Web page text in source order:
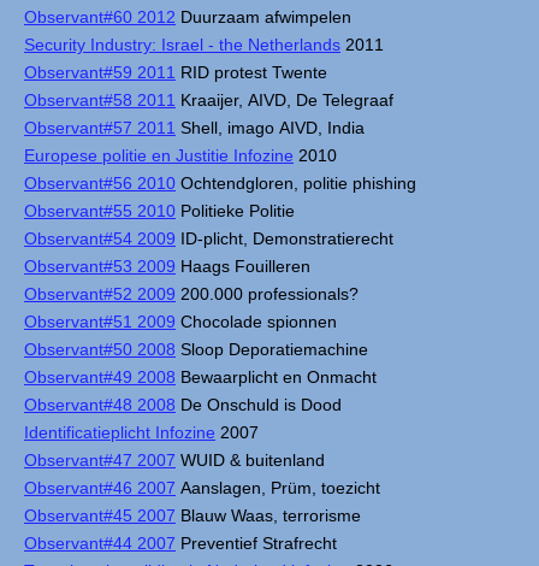
Observant#60 2012 Duurzaam afwimpelen
Security Industry: Israel - the Netherlands 2011
Observant#59 2011 RID protest Twente
Observant#58 2011 Kraaijer, AIVD, De Telegraaf
Observant#57 2011 Shell, imago AIVD, India
Europese politie en Justitie Infozine 2010
Observant#56 2010 Ochtendgloren, politie phishing
Observant#55 2010 Politieke Politie
Observant#54 2009 ID-plicht, Demonstratierecht
Observant#53 2009 Haags Fouilleren
Observant#52 2009 200.000 professionals?
Observant#51 2009 Chocolade spionnen
Observant#50 2008 Sloop Deporatiemachine
Observant#49 2008 Bewaarplicht en Onmacht
Observant#48 2008 De Onschuld is Dood
Identificatieplicht Infozine 2007
Observant#47 2007 WUID & buitenland
Observant#46 2007 Aanslagen, Prüm, toezicht
Observant#45 2007 Blauw Waas, terrorisme
Observant#44 2007 Preventief Strafrecht